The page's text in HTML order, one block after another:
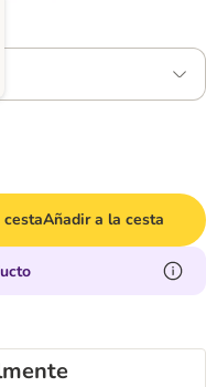
Añadir a la cesta